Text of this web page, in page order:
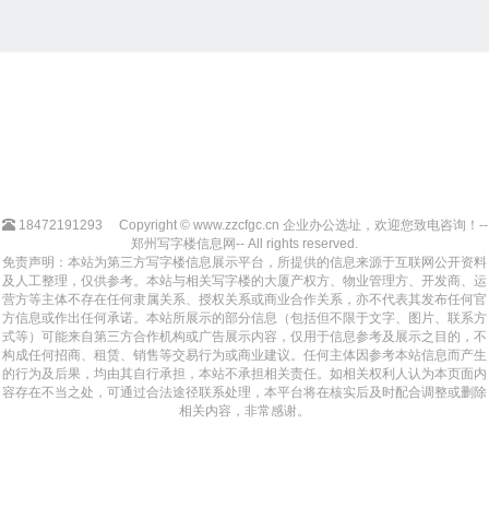
18472191293
Copyright © www.zzcfgc.cn 企业办公选址，欢迎您致电咨询！--
郑州写字楼信息网-- All rights reserved.
免责声明：本站为第三方写字楼信息展示平台，所提供的信息来源于互联网公开资料
及人工整理，仅供参考。本站与相关写字楼的大厦产权方、物业管理方、开发商、运
营方等主体不存在任何隶属关系、授权关系或商业合作关系，亦不代表其发布任何官
方信息或作出任何承诺。本站所展示的部分信息（包括但不限于文字、图片、联系方
式等）可能来自第三方合作机构或广告展示内容，仅用于信息参考及展示之目的，不
构成任何招商、租赁、销售等交易行为或商业建议。任何主体因参考本站信息而产生
的行为及后果，均由其自行承担，本站不承担相关责任。如相关权利人认为本页面内
容存在不当之处，可通过合法途径联系处理，本平台将在核实后及时配合调整或删除
相关内容，非常感谢。